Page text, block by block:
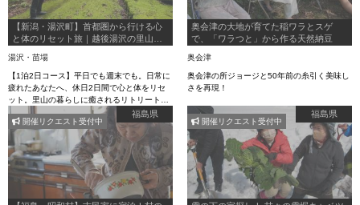
【新潟・湯沢町】首都圏から行ける心
と体のリセット旅｜越後湯沢の里山で
湯沢・苗場
【1泊2日コース】平日でも週末でも。日常に
疲れたあなたへ、休日2日間で心と体をリセ
ット。里山の暮らしに癒されるリトリート体
験。
奥会津の大地が育てた稲ワラとスゲ
で、「ワラつと」から作る天然納豆
奥会津
奥会津の所ジョージと50年前の糸引く美味し
さを再現！
福島県
開催リクエスト受付中
福島県
開催リクエスト受付中